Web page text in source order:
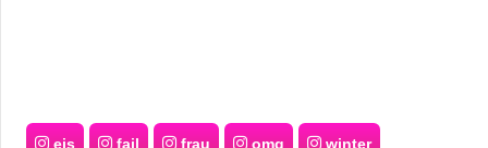
eis fail frau omg winter